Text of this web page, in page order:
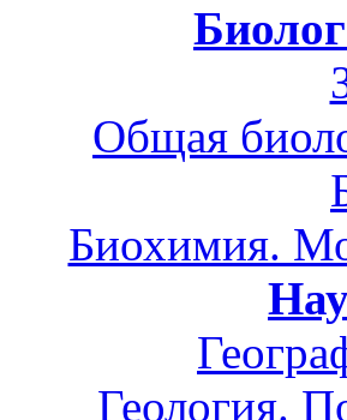
Общая
Биохимия.
Геология.